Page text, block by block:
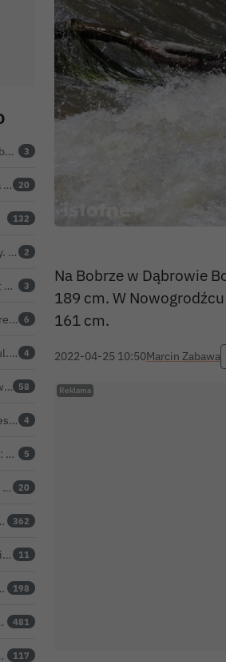
Jechał skradzionym BMW z Niemiec. To był dopiero początek problemów 33-latka 3
Święto Ceramiki bez ceremonii otwarcia na dworcu. Co z obietnicą prezydenta Bolesławca? 20
132
Będzie przerwa w dostawie ciepłej wody. ZEC Bolesławiec zapowiada prace remontowe 2
Tour de Pologne przejechał przez powiat bolesławiecki. Zobacz wideo z Zebrzydowej 3
Pod wpływem narkotyków uciekał skuterem. Pościg zakończył w polu kukurydzy 6
Urząd Miasta odpowiada na zarzuty ws. ul. Sokolej. „Droga spełnia wszystkie normy” 4
Flaga Izraela przed prywatnym domem w Bolesławcu. Czy można ją legalnie wywiesić? 58
Po burzy niebezpiecznie w centrum Bolesławca. Wiatrołomy runęły na podwórko 4
Urząd po kontroli zapory w Pilchowicach: 23,47 tony martwych ryb i zawiadomienie do prokuratury 5
Samolot nad Bolesławcem. Dlaczego tak intensywnie krążył? 20
gala dla pracowników 362
Ogromny uschnięty konar, który od miesięcy zagrażał ludziom w Bolesławcu, wycięty 11
majątkiem 198
Kwoty pozostają tajne 481
jego działalność w całej Polsce 117
Na Bobrze w Dąbrowie
189 cm. W
161 cm.
2022-04-25 10:50Marcin Zabawa